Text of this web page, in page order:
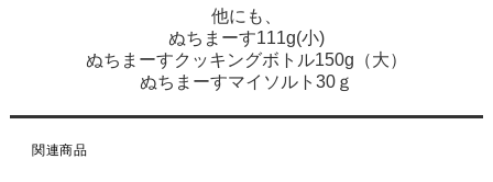
他にも、
ぬちまーす111g(小)
ぬちまーすクッキングボトル150g（大）
ぬちまーすマイソルト30ｇ
関連商品